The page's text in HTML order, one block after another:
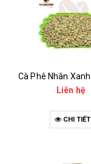
Liên hệ
CHI TIẾT